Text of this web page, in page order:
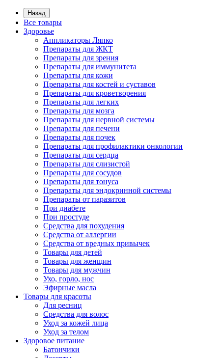
Назад
Все товары
Здоровье
Аппликаторы Ляпко
Препараты для ЖКТ
Препараты для зрения
Препараты для иммунитета
Препараты для кожи
Препараты для костей и суставов
Препараты для кроветворения
Препараты для легких
Препараты для мозга
Препараты для нервной системы
Препараты для печени
Препараты для почек
Препараты для профилактики онкологии
Препараты для сердца
Препараты для слизистой
Препараты для сосудов
Препараты для тонуса
Препараты для эндокринной системы
Препараты от паразитов
При диабете
При простуде
Средства для похудения
Средства от аллергии
Средства от вредных привычек
Товары для детей
Товары для женщин
Товары для мужчин
Ухо, горло, нос
Эфирные масла
Товары для красоты
Для ресниц
Средства для волос
Уход за кожей лица
Уход за телом
Здоровое питание
Батончики